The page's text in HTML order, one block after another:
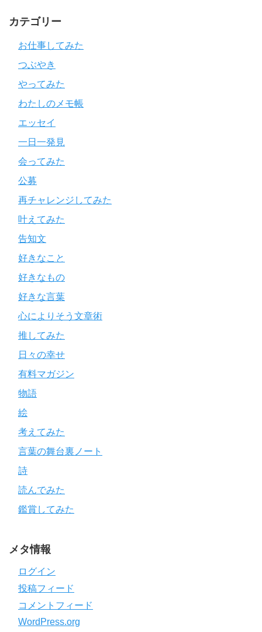
カテゴリー
お仕事してみた
つぶやき
やってみた
わたしのメモ帳
エッセイ
一日一発見
会ってみた
公募
再チャレンジしてみた
叶えてみた
告知文
好きなこと
好きなもの
好きな言葉
心によりそう文章術
推してみた
日々の幸せ
有料マガジン
物語
絵
考えてみた
言葉の舞台裏ノート
詩
読んでみた
鑑賞してみた
メタ情報
ログイン
投稿フィード
コメントフィード
WordPress.org